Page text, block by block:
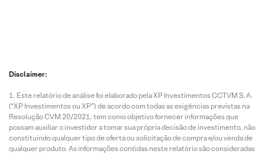
Disclaimer:
Este relatório de análise foi elaborado pela XP Investimentos CCTVM S.A.
(“XP Investimentos ou XP”) de acordo com todas as exigências previstas na
Resolução CVM 20/2021, tem como objetivo fornecer informações que
possam auxiliar o investidor a tomar sua própria decisão de investimento, não
constituindo qualquer tipo de oferta ou solicitação de compra e/ou venda de
qualquer produto. As informações contidas neste relatório são consideradas